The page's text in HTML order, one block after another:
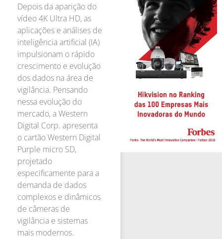
Depois da aparição do
vídeo 4K Ultra HD, as
aplicações e análises de
inteligência artificial (IA)
impulsionam o rápido
crescimento e evolução
dos dados na área de
vigilância. Pensando
nessa evolução do
mercado, a Western
Digital Corp. apresenta
o cartão Western Digital
Purple micro SD,
projetado
especificamente para a
demanda de dados
complexos e dinâmicos
de câmeras de
vigilância e sistemas
mais modernos.